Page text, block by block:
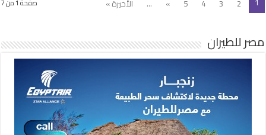
صفحة 1 من 7 2
3
4
5
»
... الأخيرة »
مصر للطيران